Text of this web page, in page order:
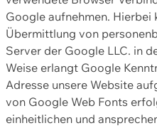
Google aufnehmen. Hierbei
Übermittlung von
Server der Google LLC. in
Weise erlangt Google
Adresse unsere Website
von Google Web Fonts
einheitlichen und